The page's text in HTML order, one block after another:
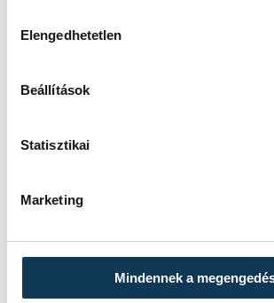
Elengedhetetlen
Beállítások
Statisztikai
Marketing
Mindennek a
A decemberi utolsó programon
Eckü és Mentha, akik maguk is
gyermekei. A gyerekekkel
közvetlenek voltak,